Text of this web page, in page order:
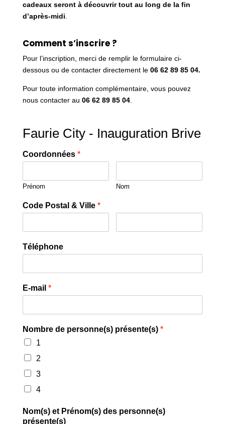
cadeaux seront à découvrir tout au long de la fin
d’après-midi.
Comment s’inscrire ?
Pour l’inscription, merci de remplir le formulaire ci-
dessous ou de contacter directement le06 62 89 85 04.
Pour toute information complémentaire, vous pouvez
nous contacter au 06 62 89 85 04.
Faurie City - Inauguration Brive
Coordonnées *
Prénom Nom
Code Postal & Ville *
Téléphone
E-mail *
Nombre de personne(s) présente(s) *
1
2
3
4
Nom(s) et Prénom(s) des personne(s)
présente(s)